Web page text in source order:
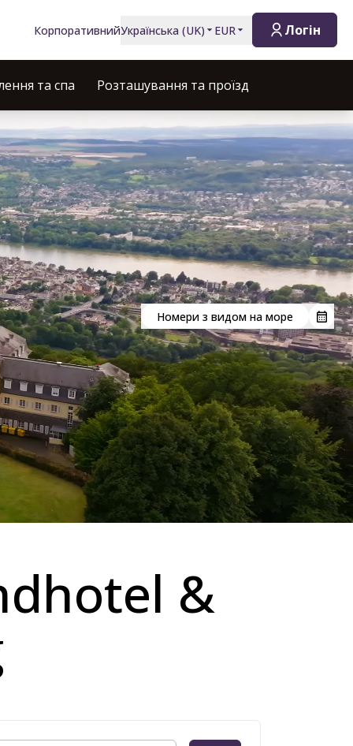
КорпоративнийУкраїнська (UK) EUR Логін
та спа Розташування та проїзд
&
Номери з видом на море